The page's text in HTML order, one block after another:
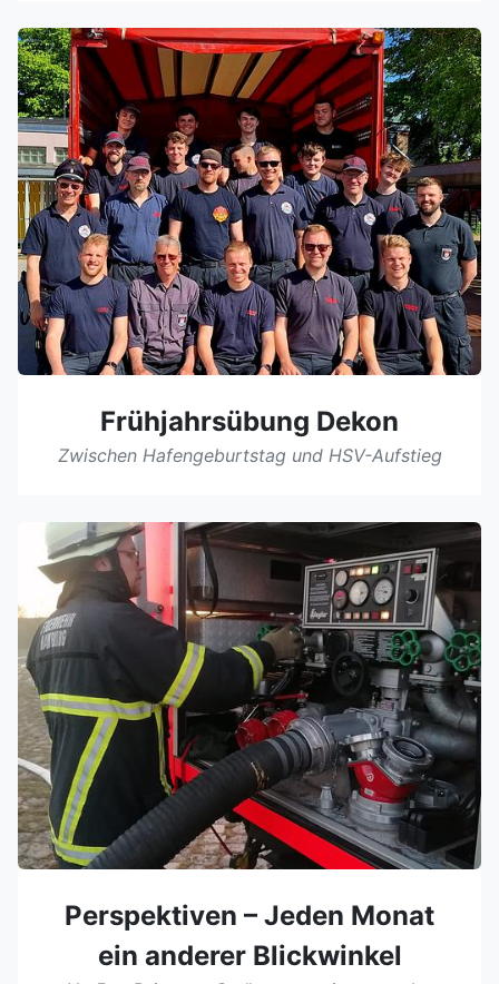
Frühjahrsübung Dekon
Zwischen Hafengeburtstag und HSV-Aufstieg
Perspektiven – Jeden Monat
ein anderer Blickwinkel